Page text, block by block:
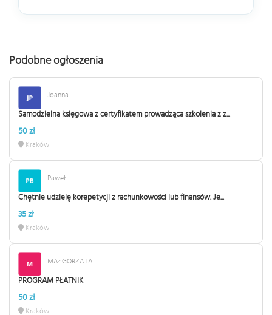
Podobne ogłoszenia
Joanna
Samodzielna księgowa z certyfikatem prowadząca szkolenia z z...
50 zł
Kraków
Paweł
Chętnie udzielę korepetycji z rachunkowości lub finansów. Je...
35 zł
Kraków
MAŁGORZATA
PROGRAM PŁATNIK
50 zł
Kraków